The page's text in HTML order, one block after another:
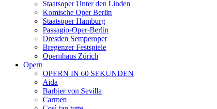
Staatsoper Unter den Linden
Komische Oper Berlin
Staatsoper Hamburg
Passagio-Oper-Berlin
Dresden Semperoper
Bregenzer Festspiele
Opernhaus Zürich
Opern
OPERN IN 60 SEKUNDEN
Aida
Barbier von Sevilla
Carmen